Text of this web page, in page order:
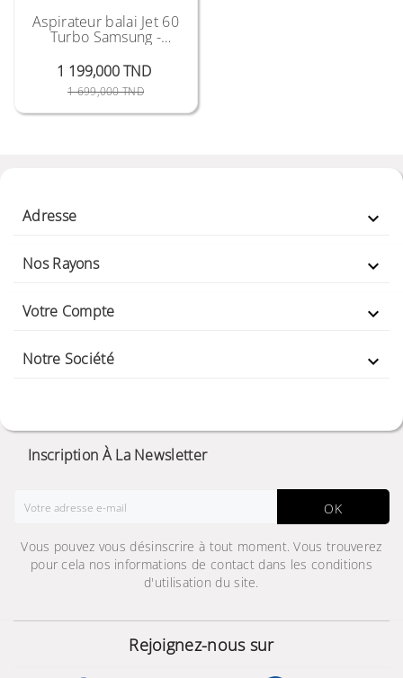
Aspirateur balai Jet 60
Turbo Samsung -
1 199,000 TND
1 699,000 TNDPrix Public
Prix
Adresse 
Nos Rayons 
Votre Compte 
Notre Société 
Inscription À La Newsletter
OK
Vous pouvez vous désinscrire à tout moment. Vous trouverez
pour cela nos informations de contact dans les conditions
d'utilisation du site.
Rejoignez-nous sur